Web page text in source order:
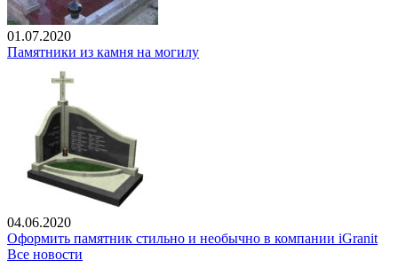
01.07.2020
Памятники из камня на могилу
04.06.2020
Оформить памятник стильно и необычно в компании iGranit
Все новости